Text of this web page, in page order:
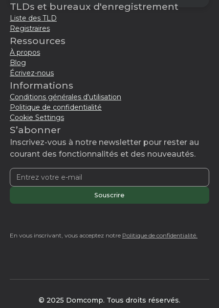
TLDs et bureaux d'enregistrement
Liste des TLD
Registraires
Ressources
À propos
Blog
Écrivez-nous
Informations
Conditions générales d'utilisation
Politique de confidentialité
Cookie Settings
S’abonner
Inscrivez-vous à notre newsletter pour rester au
courant des fonctionnalités et des nouveautés.
En vous inscrivant, vous acceptez notre Politique de confidentialité.
© 2025 Domcomp. Tous droits réservés.